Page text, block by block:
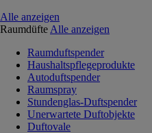
Alle anzeigen
Raumdüfte Alle anzeigen
Raumduftspender
Haushaltspflegeprodukte
Autoduftspender
Raumspray
Stundenglas-Duftspender
Unerwartete Duftobjekte
Duftovale